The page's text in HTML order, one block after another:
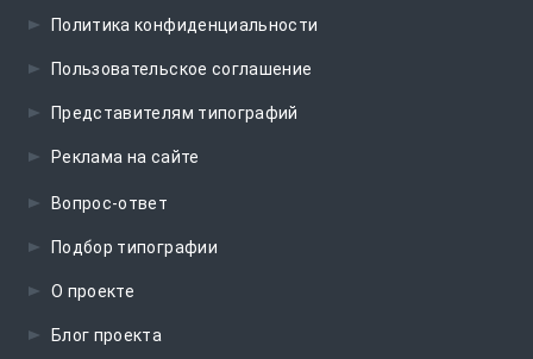
Политика конфиденциальности
Пользовательское соглашение
Представителям типографий
Реклама на сайте
Вопрос-ответ
Подбор типографии
О проекте
Блог проекта